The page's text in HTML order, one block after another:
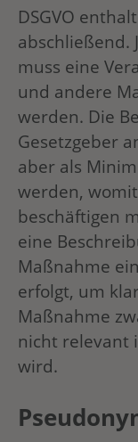
DSGVO
abschließend.
muss eine
und andere
werden. Die
Gesetzgeber
aber als
werden,
beschäftigen
eine
Maßnahme
erfolgt, um
Maßnahme
nicht relevant
wird.